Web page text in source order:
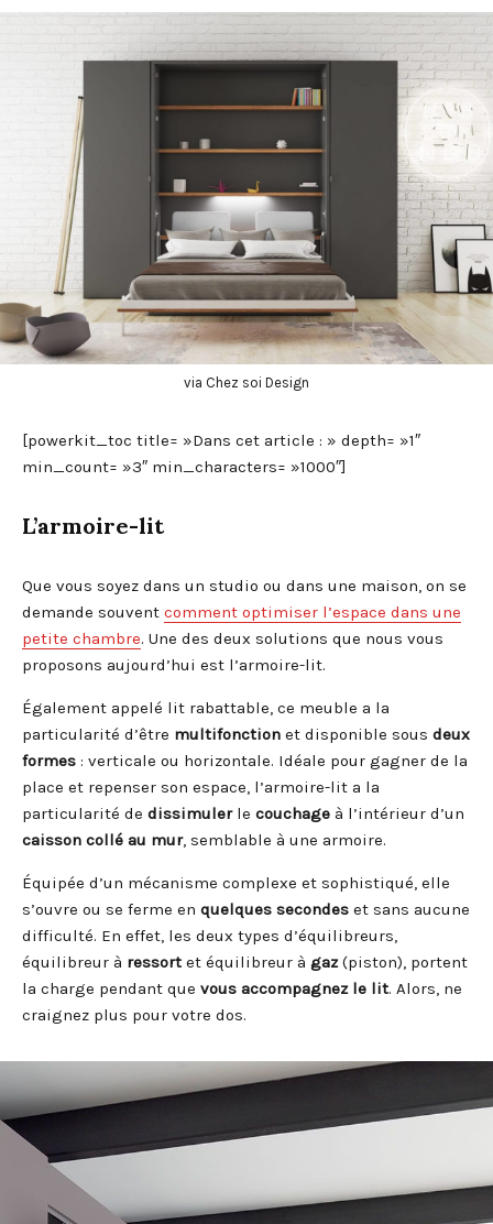
via Chez soi Design
[powerkit_toc title= »Dans cet article : » depth= »1″
min_count= »3″ min_characters= »1000″]
L’armoire-lit
Que vous soyez dans un studio ou dans une maison, on se
demande souvent comment optimiser l’espace dans une
petite chambre. Une des deux solutions que nous vous
proposons aujourd’hui est l’armoire-lit.
Également appelé lit rabattable, ce meuble a la
particularité d’être multifonction et disponible sous deux
formes : verticale ou horizontale. Idéale pour gagner de la
place et repenser son espace, l’armoire-lit a la
particularité de dissimulerle couchage à l’intérieur d’un
caisson collé au mur, semblable à une armoire.
Équipée d’un mécanisme complexe et sophistiqué, elle
s’ouvre ou se ferme en quelques secondes et sans aucune
difficulté. En effet, les deux types d’équilibreurs,
équilibreur à ressort et équilibreur à gaz(piston), portent
la charge pendant que vous accompagnez le lit. Alors, ne
craignez plus pour votre dos.